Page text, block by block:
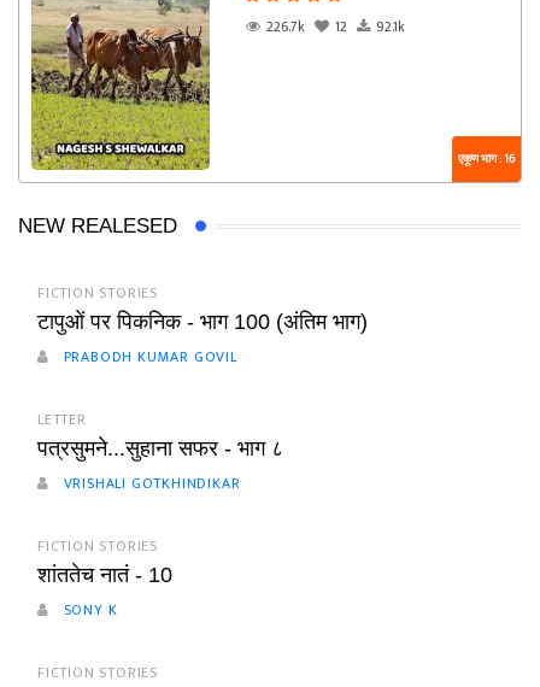
226.7k
12 92.1k
एकूण भाग : 16
NEW REALESED
FICTION STORIES
टापुओं पर पिकनिक - भाग 100 (अंतिम भाग)
PRABODH KUMAR GOVIL
LETTER
पत्रसुमने...सुहाना सफर - भाग ८
VRISHALI GOTKHINDIKAR
FICTION STORIES
शांततेच नातं - 10
SONY K
FICTION STORIES